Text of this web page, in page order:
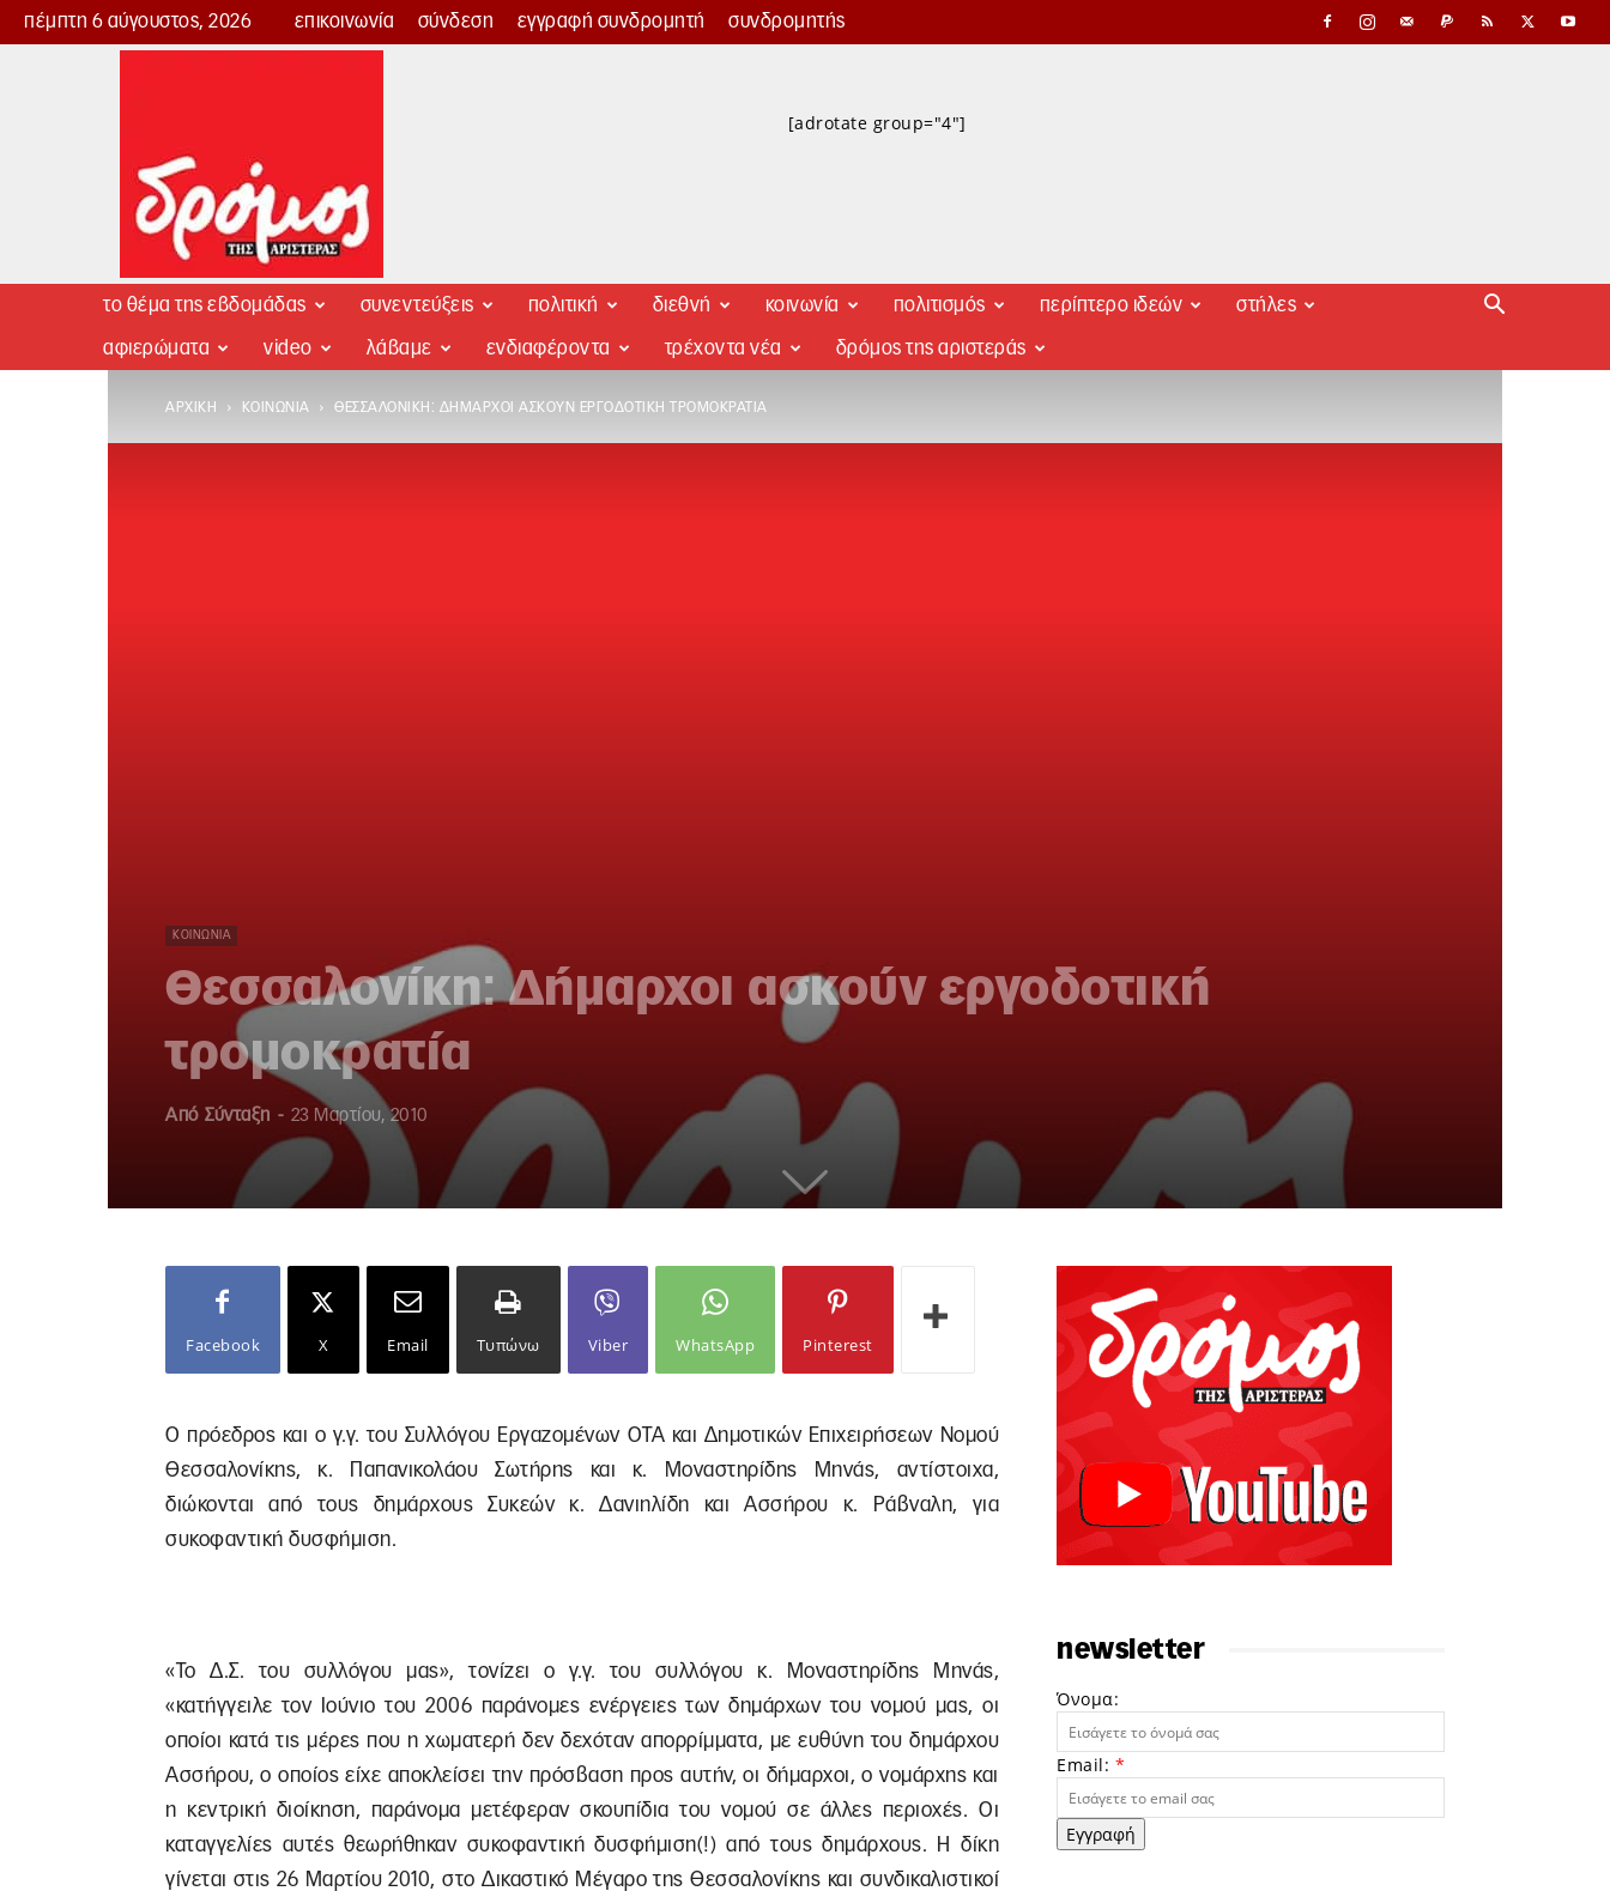
πέμπτη 6 αύγουστος, 2026 επικοινωνία σύνδεση εγγραφή συνδρομητή συνδρομητής
Δρόμος
[adrotate group="4"]
το θέμα της εβδομάδας συνεντεύξεις πολιτική διεθνή κοινωνία πολιτισμός περίπτερο ιδεών στήλες
αφιερώματα video λάβαμε ενδιαφέροντα τρέχοντα νέα δρόμος της αριστεράς
ΑΡΧΙΚΉ ΚΟΙΝΩΝΊΑ ΘΕΣΣΑΛΟΝΊΚΗ: ΔΉΜΑΡΧΟΙ ΑΣΚΟΎΝ ΕΡΓΟΔΟΤΙΚΉ ΤΡΟΜΟΚΡΑΤΊΑ
ΚΟΙΝΩΝΊΑ
Θεσσαλονίκη: Δήμαρχοι ασκούν εργοδοτική
τρομοκρατία
Από Σύνταξη - 23 Μαρτίου, 2010
Facebook X Email Τυπώνω Viber WhatsApp Pinterest
Ο πρόεδρος και ο γ.γ. του Συλλόγου Εργαζομένων ΟΤΑ και Δημοτικών Επιχειρήσεων Nομού
Θεσσαλονίκης, κ. Παπανικολάου Σωτήρης και κ. Μοναστηρίδης Μηνάς, αντίστοιχα,
διώκονται από τους δημάρχους Συκεών κ. Δανιηλίδη και Ασσήρου κ. Ράβναλη, για
συκοφαντική δυσφήμιση.
«Το Δ.Σ. του συλλόγου μας», τονίζει ο γ.γ. του συλλόγου κ. Μοναστηρίδης Μηνάς,
«κατήγγειλε τον Ιούνιο του 2006 παράνομες ενέργειες των δημάρχων του νομού μας, οι
οποίοι κατά τις μέρες που η χωματερή δεν δεχόταν απορρίμματα, με ευθύνη του δημάρχου
Ασσήρου, ο οποίος είχε αποκλείσει την πρόσβαση προς αυτήν, οι δήμαρχοι, ο νομάρχης και
η κεντρική διοίκηση, παράνομα μετέφεραν σκουπίδια του νομού σε άλλες περιοχές. Οι
καταγγελίες αυτές θεωρήθηκαν συκοφαντική δυσφήμιση(!) από τους δημάρχους. Η δίκη
γίνεται στις 26 Μαρτίου 2010, στο Δικαστικό Μέγαρο της Θεσσαλονίκης και συνδικαλιστικοί
newsletter
Όνομα:
Email: *
Εγγραφή